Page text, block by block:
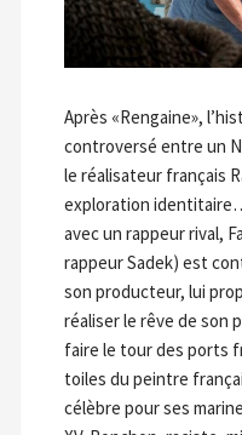
Après «Rengaine»,
controversé entre un
le réalisateur français
exploration
avec un rappeur rival,
rappeur Sadek) est
son producteur, lui
réaliser le rêve de son
faire le tour des ports
toiles du peintre
célèbre pour ses